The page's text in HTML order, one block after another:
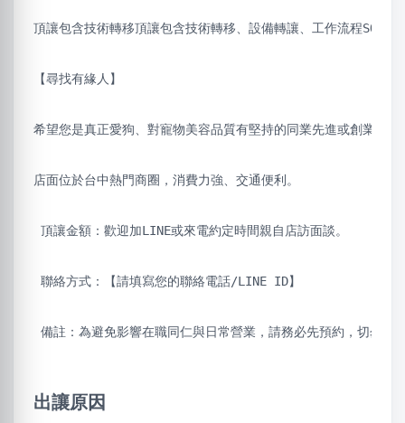
頂讓包含技術轉移頂讓包含技術轉移、設備轉讓、工作流程SOP
【尋找有緣人】
希望您是真正愛狗、對寵物美容品質有堅持的同業先進或創業夥伴
店面位於台中熱門商圈，消費力強、交通便利。
頂讓金額：歡迎加LINE或來電約定時間親自店訪面談。
聯絡方式：【請填寫您的聯絡電話/LINE ID】
備註：為避免影響在職同仁與日常營業，請務必先預約，切勿突
出讓原因